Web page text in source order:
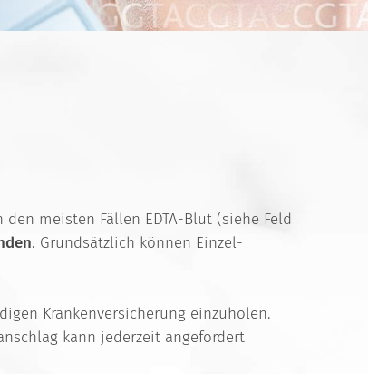
meisten Fällen EDTA-Blut (siehe Feld
. Grundsätzlich können Einzel-
Krankenversicherung einzuholen.
kann jederzeit angefordert